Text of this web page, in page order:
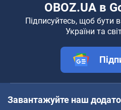
OBOZ.UA в
Підписуйтесь, щоб бути
України та
Завантажуйте наш